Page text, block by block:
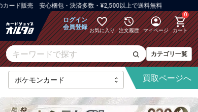
ド販売 安心梱包・決済多数・¥2,500以上で送料無料
ログイン
会員登録 お気に入り 注文履歴 マイページ
0
カート
カテゴリ一覧
買取ページへ